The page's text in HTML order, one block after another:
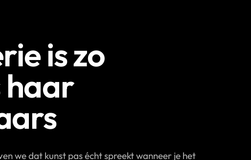
is zo
haar
we dat kunst pas écht spreekt wanneer je het